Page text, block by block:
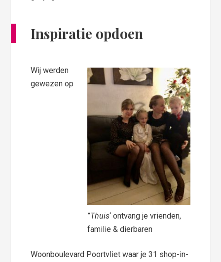
Inspiratie opdoen
”Thuis‘ ontvang je vrienden,
familie & dierbaren
Wij werden
gewezen op
Woonboulevard Poortvliet waar je 31 shop-in-